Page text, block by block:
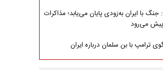
جنگ با ایران به‌زودی پایان می‌یابد؛ مذاکرات
می‌رود
ترامپ با بن سلمان درباره ایران